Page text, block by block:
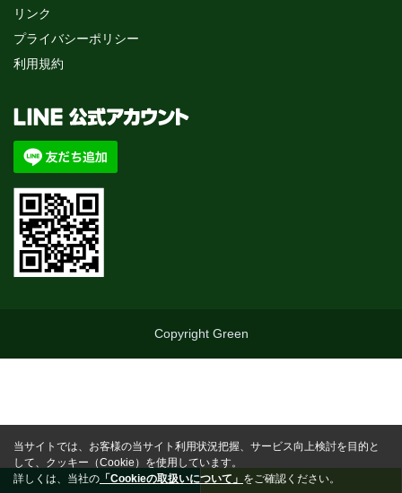
リンク
プライバシーポリシー
利用規約
Copyright Green
当サイトでは、お客様の当サイト利用状況把握、サービス向上検討を目的と
して、クッキー（Cookie）を使用しています。
詳しくは、当社の 「Cookieの取扱いについて」 をご確認ください。